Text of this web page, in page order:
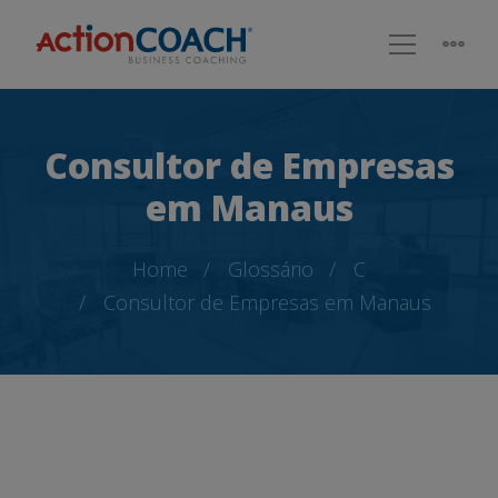
Consultor de Empresas
em Manaus
Home Glossário
C
Consultor de Empresas em Manaus